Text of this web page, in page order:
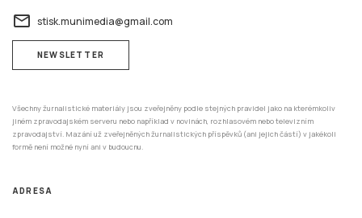
email stisk.munimedia@gmail.com
NEWSLETTER
Všechny žurnalistické materiály jsou zveřejněny podle stejných pravidel jako na kterémkoliv
jiném zpravodajském serveru nebo například v novinách, rozhlasovém nebo televizním
zpravodajství. Mazání už zveřejněných žurnalistických příspěvků (ani jejich částí) v jakékoli
formě není možné nyní ani v budoucnu.
ADRESA